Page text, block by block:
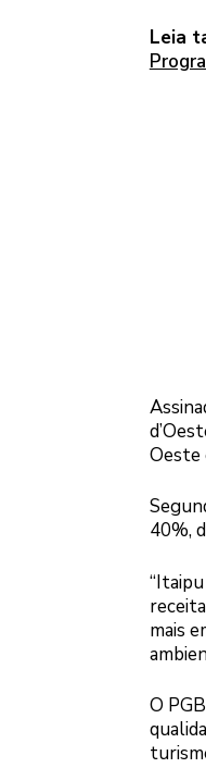
Leia
Oeste
40%,
mais
O